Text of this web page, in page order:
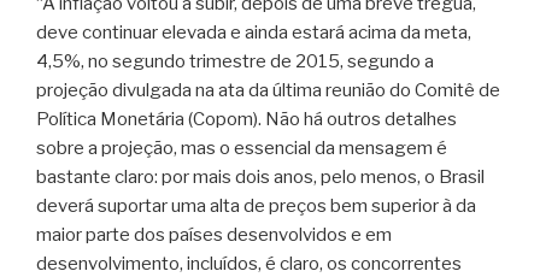
deve continuar elevada e ainda estará acima da meta,
4,5%, no segundo trimestre de 2015, segundo a
projeção divulgada na ata da última reunião do Comitê de
Política Monetária (Copom). Não há outros detalhes
sobre a projeção, mas o essencial da mensagem é
bastante claro: por mais dois anos, pelo menos, o Brasil
deverá suportar uma alta de preços bem superior à da
maior parte dos países desenvolvidos e em
desenvolvimento, incluídos, é claro, os concorrentes